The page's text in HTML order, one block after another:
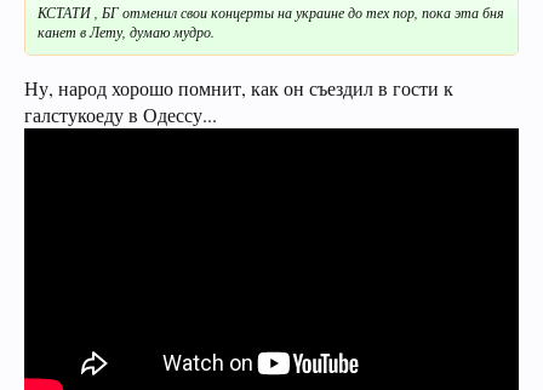
КСТАТИ , БГ отменил свои концерты на украине до тех пор, пока эта бня
канет в Лету, думаю мудро.
Ну, народ хорошо помнит, как он съездил в гости к
галстукоеду в Одессу...